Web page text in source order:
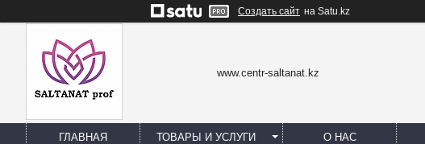
Создать сайт на Satu.kz
www.centr-saltanat.kz
ГЛАВНАЯ ТОВАРЫ И УСЛУГИ О НАС